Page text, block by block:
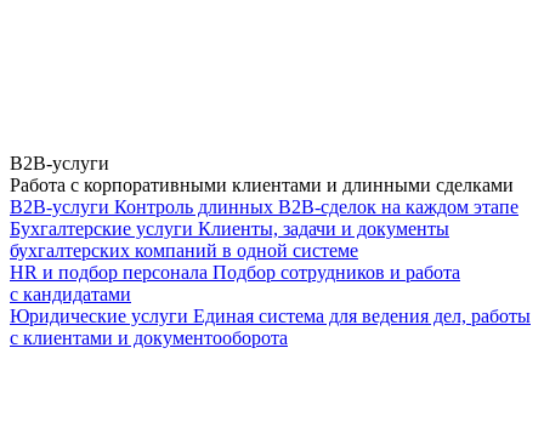
B2B-услуги
Работа с корпоративными клиентами и длинными сделками
B2B-услуги Контроль длинных B2B-сделок на каждом этапе
Бухгалтерские услуги Клиенты, задачи и документы
бухгалтерских компаний в одной системе
HR и подбор персонала Подбор сотрудников и работа
с кандидатами
Юридические услуги Единая система для ведения дел, работы
с клиентами и документооборота